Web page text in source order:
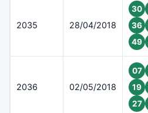
2035 28/04/2018
30
36
49
2036 02/05/2018
07
19
27